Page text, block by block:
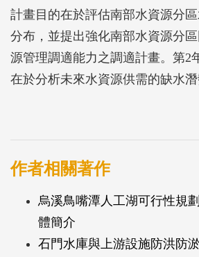
計畫目的在於評估南部水資源分
分布，並提出強化南部水資源分
源管理調適能力之調適計畫。第2
在於分析未來水資源供需的缺水
變遷影響下的地下水資源衝擊、
作者相關著作
烏溪鳥嘴潭人工湖可行性規
體簡介
石門水庫與上游設施防洪防